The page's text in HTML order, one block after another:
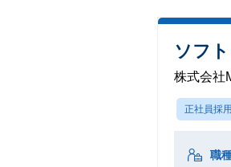
ソフ
株式会社
正社員採用
職